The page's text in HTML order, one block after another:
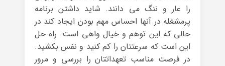
را عار و ننگ می دانند. شاید داشتن برنامه
پرمشغله در آنها احساس مهم بودن ایجاد کند در
حالی که این توهم و خیال واهی است. راه حل
این است که سرعتتان را کم کنید و نفس بکشید.
در فرصت مناسب تعهداتتان را بررسی و مرور